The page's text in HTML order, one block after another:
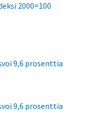
2000=100
9,6 prosenttia
9,6 prosenttia